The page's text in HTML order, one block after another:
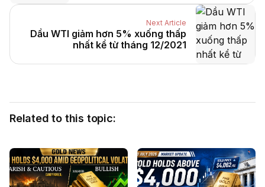
Next Article
Dầu WTI giảm hơn 5% xuống thấp
nhất kể từ tháng 12/2021
Related to this topic: